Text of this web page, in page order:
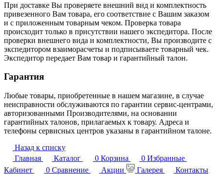
При доставке Вы проверяете внешний вид и комплектность
привезенного Вам товара, его соответствие с Вашим заказом
и с приложенным товарным чеком. Проверка товара
происходит только в присутствии нашего экспедитора. После
проверки внешнего вида и комплектности, Вы производите с
экспедитором взаиморасчеты и подписываете товарный чек.
Экспедитор передает Вам товар и гарантийный талон.
Гарантия
Любые товары, приобретенные в нашем магазине, в случае
неисправности обслуживаются по гарантии сервис-центрами,
авторизованными Производителями, на основании
гарантийных талонов, прилагаемых к товару. Адреса и
телефоны сервисных центров указаны в гарантийном талоне.
Назад к списку
Главная
Каталог 0 Корзина 0 Избранные
Кабинет
0 Сравнение Акции Галерея
Контакты